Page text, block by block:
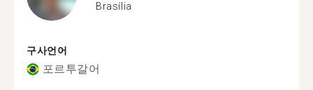
Brasília
구사언어
포르투갈어